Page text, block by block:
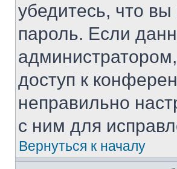
убедитесь, что
пароль. Если
доступ к
неправильно
с ним для
Вернуться к началу